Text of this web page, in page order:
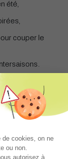
été,
couper le
pergola